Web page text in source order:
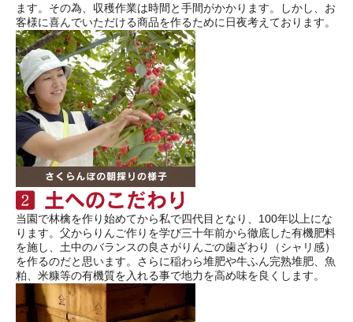
ます。その為、収穫作業は時間と手間がかかります。しかし、お
客様に喜んでいただける商品を作るために日夜考えております。
当園で林檎を作り始めてから私で四代目となり、100年以上にな
ります。父からりんご作りを学び三十年前から徹底した有機肥料
を施し、土中のバランスの良さがりんごの歯ざわり（シャリ感）
を作るのだと思います。さらに稲わら堆肥や牛ふん完熟堆肥、魚
粕、米糠等の有機質を入れる事で地力を高め味を良くします。